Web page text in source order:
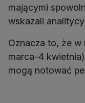
mającymi
wskazali
Oznacza to, że
marca-4 kwietnia)
mogą notować